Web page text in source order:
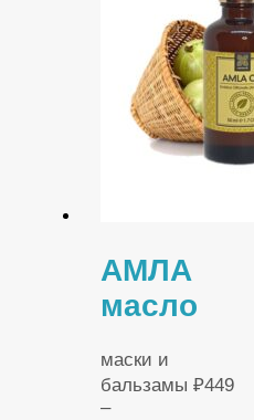
АМЛА
масло
маски и
бальзамы₽449
–